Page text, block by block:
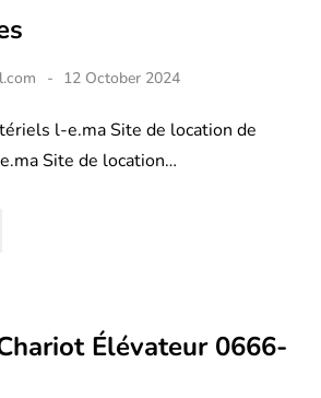
12 October 2024
l-e.ma Site de location de
Site de location…
Élévateur 0666-